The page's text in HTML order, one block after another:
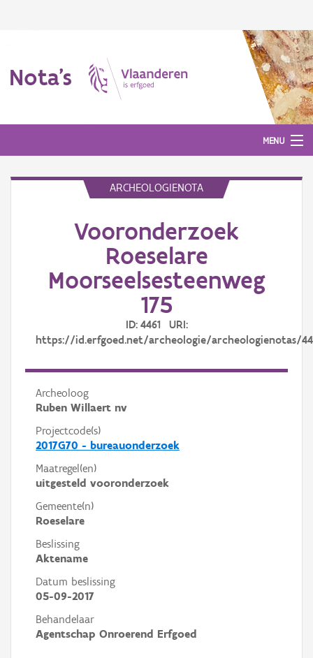
Nota's
MENU
ARCHEOLOGIENOTA
Vooronderzoek
Roeselare
Moorseelsesteenweg
175
ID: 4461 URI:
https://id.erfgoed.net/archeologie/archeologienotas/
Archeoloog
Ruben Willaert nv
Projectcode(s)
2017G70 - bureauonderzoek
Maatregel(en)
uitgesteld vooronderzoek
Gemeente(n)
Roeselare
Beslissing
Aktename
Datum beslissing
05-09-2017
Behandelaar
Agentschap Onroerend Erfgoed